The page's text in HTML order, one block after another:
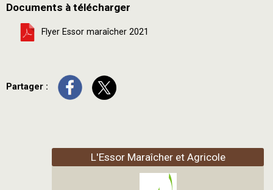
Documents à télécharger
Flyer Essor maraîcher 2021
Partager :
L'Essor Maraîcher et Agricole